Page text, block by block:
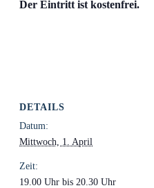
Der Eintritt ist kostenfrei.
DETAILS
Datum:
Mittwoch, 1. April
Zeit:
19.00 Uhr bis 20.30 Uhr